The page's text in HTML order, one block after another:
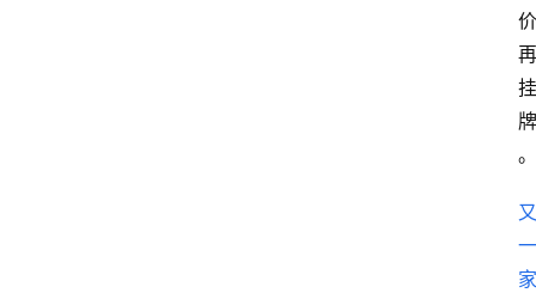
价
再
挂
牌
。
又
一
家